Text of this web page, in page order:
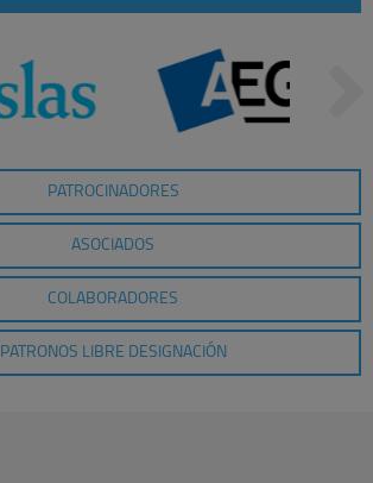
PATROCINADORES
ASOCIADOS
COLABORADORES
PATRONOS LIBRE DESIGNACIÓN